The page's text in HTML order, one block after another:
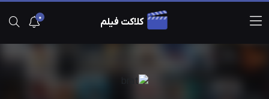
0 کلاکت فیلم